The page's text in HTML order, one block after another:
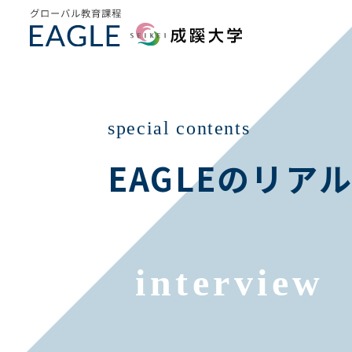
special contents
EAGLEのリア
interview